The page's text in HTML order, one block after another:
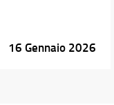
16 Gennaio 2026